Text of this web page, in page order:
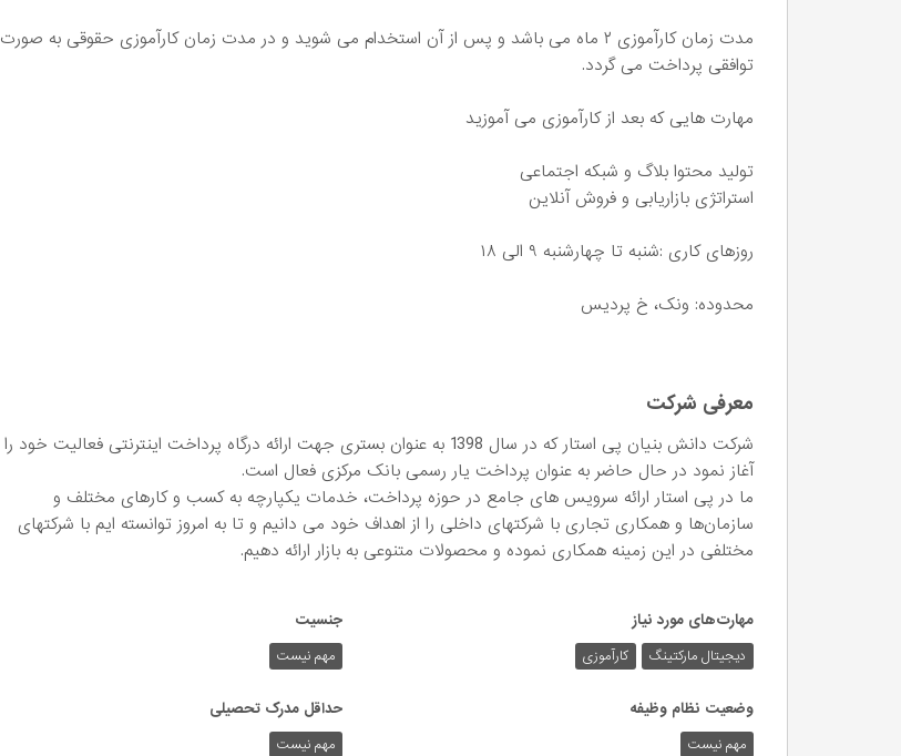
مدت زمان کارآموزی ۲ ماه می باشد و پس از آن استخدام می شوید و در مدت زمان کارآموزی حقوقی به صورت
توافقی پرداخت می گردد.
مهارت هایی که بعد از کارآموزی می آموزید
تولید محتوا بلاگ و شبکه اجتماعی
استراتژی بازاریابی و فروش آنلاین
روزهای کاری :شنبه تا چهارشنبه ۹ الی ۱۸
محدوده: ونک، خ پردیس
معرفی شرکت
شرکت دانش بنیان پی استار که در سال 1398 به عنوان بستری جهت ارائه درگاه پرداخت اینترنتی فعالیت خود را
آغاز نمود در حال حاضر به عنوان پرداخت یار رسمی بانک مرکزی فعال است.
ما در پی استار ارائه سرویس های جامع در حوزه پرداخت، خدمات یکپارچه به کسب و کارهای مختلف و
سازمان‌ها و همکاری تجاری با شرکتهای داخلی را از اهداف خود می دانیم و تا به امروز توانسته ایم با شرکتهای
مختلفی در این زمینه همکاری نموده و محصولات متنوعی به بازار ارائه دهیم.
مهارت‌های مورد نیاز
دیجیتال مارکتینگ کارآموزی
جنسیت
مهم نیست
وضعیت نظام وظیفه
مهم‌ نیست
حداقل مدرک تحصیلی
مهم نیست